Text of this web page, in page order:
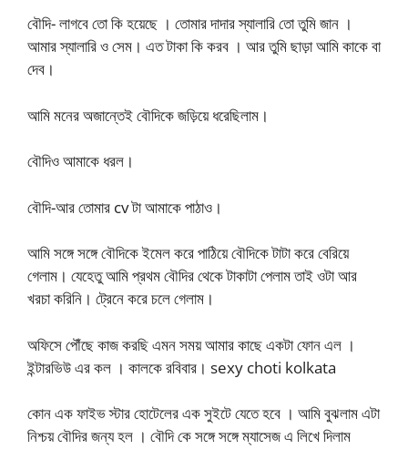
বৌদি- লাগবে তো কি হয়েছে । তোমার দাদার স্যালারি তো তুমি জান ।
আমার স্যালারি ও সেম। এত টাকা কি করব । আর তুমি ছাড়া আমি কাকে বা
দেব।
আমি মনের অজান্তেই বৌদিকে জড়িয়ে ধরেছিলাম।
বৌদিও আমাকে ধরল।
বৌদি-আর তোমার cv টা আমাকে পাঠাও।
আমি সঙ্গে সঙ্গে বৌদিকে ইমেল করে পাঠিয়ে বৌদিকে টাটা করে বেরিয়ে
গেলাম। যেহেতু আমি প্রথম বৌদির থেকে টাকাটা পেলাম তাই ওটা আর
খরচা করিনি। ট্রেনে করে চলে গেলাম।
অফিসে পৌঁছে কাজ করছি এমন সময় আমার কাছে একটা ফোন এল ।
ইন্টারভিউ এর কল । কালকে রবিবার। sexy choti kolkata
কোন এক ফাইভ স্টার হোটেলের এক সুইটে যেতে হবে । আমি বুঝলাম এটা
নিশ্চয় বৌদির জন্য হল । বৌদি কে সঙ্গে সঙ্গে ম্যাসেজ এ লিখে দিলাম